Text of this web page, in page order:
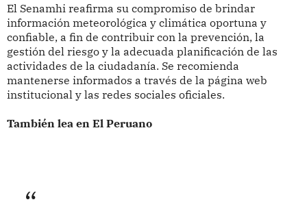
El Senamhi reafirma su compromiso de brindar
información meteorológica y climática oportuna y
confiable, a fin de contribuir con la prevención, la
gestión del riesgo y la adecuada planificación de las
actividades de la ciudadanía. Se recomienda
mantenerse informados a través de la página web
institucional y las redes sociales oficiales.
También lea en El Peruano